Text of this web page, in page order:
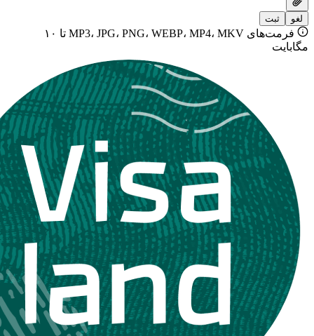
فرمت‌های MP3، JPG، PNG، WEBP، MP4، MKV تا ۱۰